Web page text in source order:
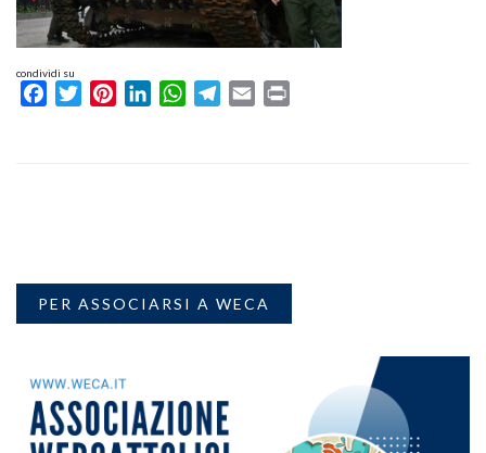
condividi su
FacebookTwitterPinterestLinkedInWhatsAppTelegram
Email
PER ASSOCIARSI A WECA